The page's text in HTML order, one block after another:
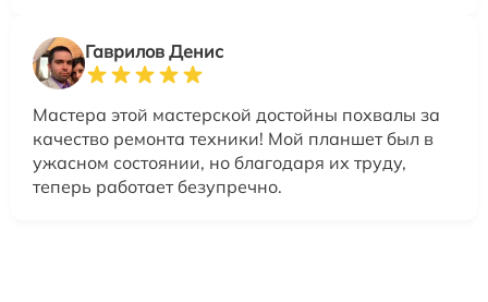
Гаврилов Денис
Мастера этой мастерской достойны похвалы за
качество ремонта техники! Мой планшет был в
ужасном состоянии, но благодаря их труду,
теперь работает безупречно.